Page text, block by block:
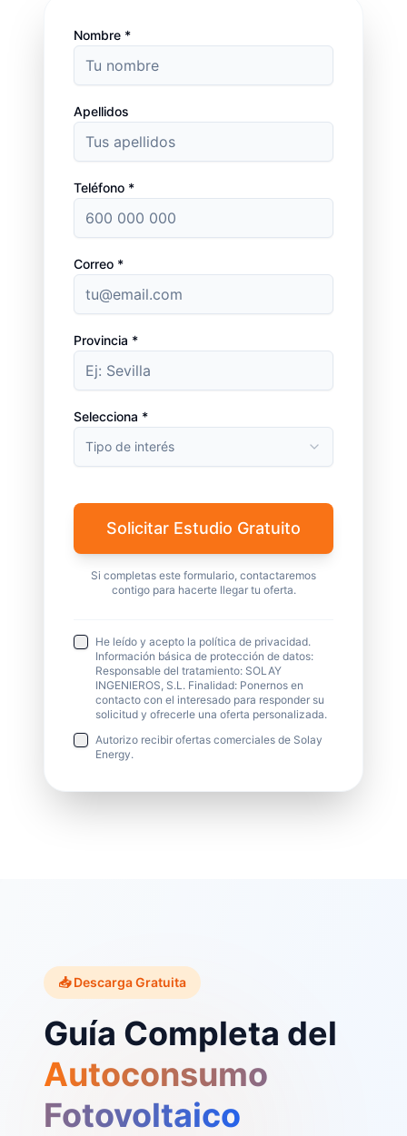
Nombre *
Apellidos
Teléfono *
Correo *
Provincia *
Selecciona *
Tipo de interés
Solicitar Estudio Gratuito
Si completas este formulario, contactaremos
contigo para hacerte llegar tu oferta.
He leído y acepto la política de privacidad.
Información básica de protección de datos:
Responsable del tratamiento: SOLAY
INGENIEROS, S.L. Finalidad: Ponernos en
contacto con el interesado para responder su
solicitud y ofrecerle una oferta personalizada.
Autorizo recibir ofertas comerciales de Solay
Energy.
📥 Descarga Gratuita
Guía Completa del
Autoconsumo
Fotovoltaico